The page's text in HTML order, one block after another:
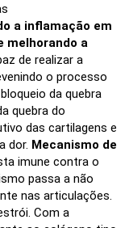
a inflamação em
melhorando a
de realizar a
o processo
da quebra
quebra do
das cartilagens e
dor. Mecanismo de
imune contra o
passa a não
nas articulações.
Com a